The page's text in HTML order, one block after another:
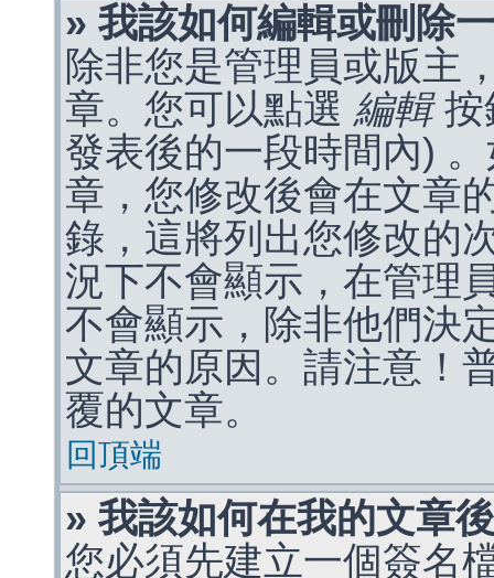
» 我該如何編輯或刪除
除非您是管理員或版主
章。您可以點選 編輯按
發表後的一段時間內)
章，您修改後會在文章
錄，這將列出您修改的
況下不會顯示，在管理
不會顯示，除非他們決
文章的原因。請注意！
覆的文章。
回頂端
» 我該如何在我的文章
您必須先建立一個簽名